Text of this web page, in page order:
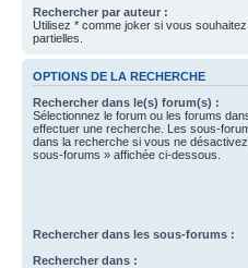
Rechercher par auteur :
Utilisez * comme joker si vous
partielles.
OPTIONS DE LA RECHERCHE
Rechercher dans le(s) forum(s) :
Sélectionnez le forum ou les forums
effectuer une recherche. Les sous-
dans la recherche si vous ne
sous-forums » affichée ci-dessous.
Rechercher dans les sous-forums :
Rechercher dans :